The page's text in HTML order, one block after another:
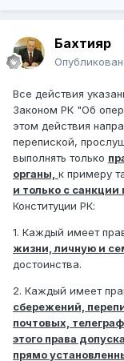
Бахтияр
Все действия
Законом РК "Об
этом действия
перепиской,
выполнять только
органы, к примеру
и только с санкции
Конституции РК:
1. Каждый имеет
жизни, личную и
достоинства.
2. Каждый имеет
сбережений,
почтовых,
этого права
прямо